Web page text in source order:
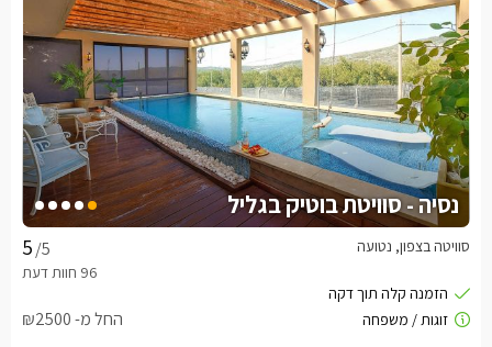
נסיה - סוויטת בוטיק בגליל
/5 סוויטה בצפון, נטועה
החל מ- ₪2500